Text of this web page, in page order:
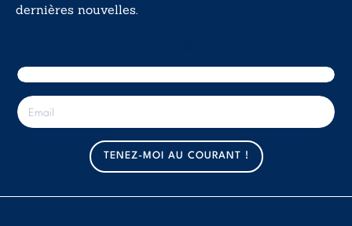
dernières nouvelles.
E
-
m
TENEZ-MOI AU COURANT !